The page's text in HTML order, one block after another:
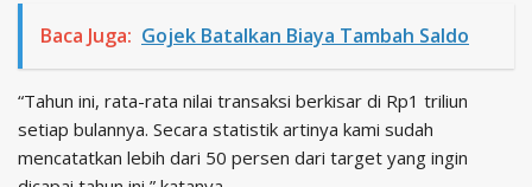
Baca Juga: Gojek Batalkan Biaya Tambah Saldo
“Tahun ini, rata-rata nilai transaksi berkisar di Rp1 triliun
setiap bulannya. Secara statistik artinya kami sudah
mencatatkan lebih dari 50 persen dari target yang ingin